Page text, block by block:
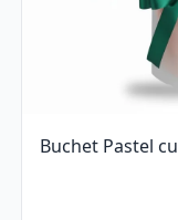
Buchet Pastel cu